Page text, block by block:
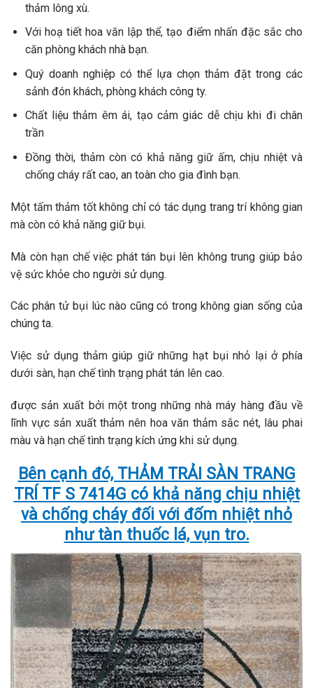
thảm lông xù.
Với hoạ tiết hoa văn lập thể, tạo điểm nhấn đặc sắc cho
căn phòng khách nhà bạn.
Quý doanh nghiệp có thể lựa chọn thảm đặt trong các
sảnh đón khách, phòng khách công ty.
Chất liệu thảm êm ái, tạo cảm giác dễ chịu khi đi chân
trần
Đồng thời, thảm còn có khả năng giữ ấm, chịu nhiệt và
chống cháy rất cao, an toàn cho gia đình bạn.
Một tấm thảm tốt không chỉ có tác dụng trang trí không gian
mà còn có khả năng giữ bụi.
Mà còn hạn chế việc phát tán bụi lên không trung giúp bảo
vệ sức khỏe cho người sử dụng.
Các phân tử bụi lúc nào cũng có trong không gian sống của
chúng ta.
Việc sử dụng thảm giúp giữ những hạt bụi nhỏ lại ở phía
dưới sàn, hạn chế tình trạng phát tán lên cao.
được sản xuất bởi một trong những nhà máy hàng đầu về
lĩnh vực sản xuất thảm nên hoa văn thảm sắc nét, lâu phai
màu và hạn chế tình trạng kích ứng khi sử dụng.
Bên cạnh đó, THẢM TRẢI SÀN TRANG
TRÍ TF S 7414G có khả năng chịu nhiệt
và chống cháy đối với đốm nhiệt nhỏ
như tàn thuốc lá, vụn tro.